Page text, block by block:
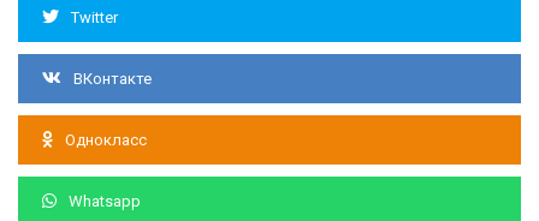
Twitter
ВКонтакте
Однокласс
Whatsapp